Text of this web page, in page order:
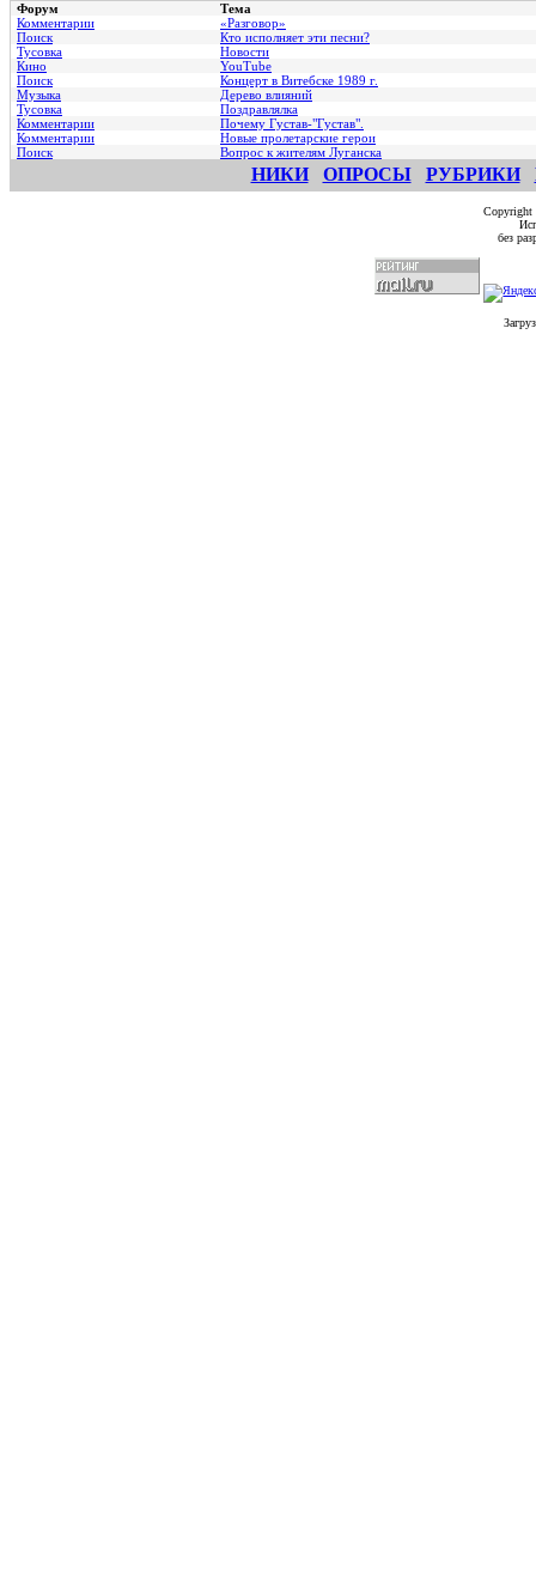
Форум
Тема
Комментарии
«Разговор»
Поиск
Кто исполняет эти песни?
Тусовка
Новости
Кино
YouTube
Поиск
Концерт в Витебске 1989 г.
Музыка
Дерево влияний
Тусовка
Поздравлялка
Комментарии
Почему Густав-"Густав".
Комментарии
Hовые пролетарские герои
Поиск
Вопрос к жителям Луганска
НИКИ ОПРОСЫ РУБРИКИ
без